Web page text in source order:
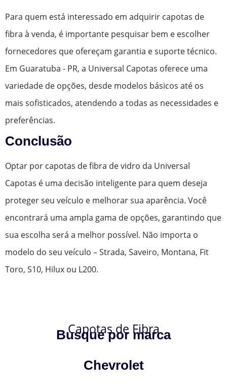
Para quem está interessado em adquirir capotas de
fibra à venda, é importante pesquisar bem e escolher
fornecedores que ofereçam garantia e suporte técnico.
Em Guaratuba - PR, a Universal Capotas oferece uma
variedade de opções, desde modelos básicos até os
mais sofisticados, atendendo a todas as necessidades e
preferências.
Conclusão
Optar por capotas de fibra de vidro da Universal
Capotas é uma decisão inteligente para quem deseja
proteger seu veículo e melhorar sua aparência. Você
encontrará uma ampla gama de opções, garantindo que
sua escolha será a melhor possível. Não importa o
modelo do seu veículo – Strada, Saveiro, Montana, Fit
Toro, S10, Hilux ou L200.
Capotas de Fibra
Busque por marca
Chevrolet